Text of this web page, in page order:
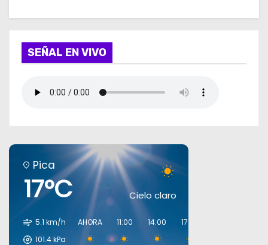
SEÑAL EN VIVO
Pica
17°C Cielo claro
5.1 km/h
101.4kPa
AHORA 11:00 14:00 17:00